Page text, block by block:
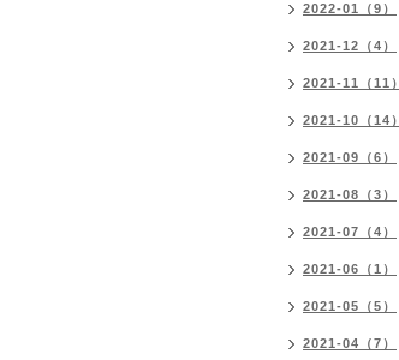
2022-01（9）
2021-12（4）
2021-11（11）
2021-10（14）
2021-09（6）
2021-08（3）
2021-07（4）
2021-06（1）
2021-05（5）
2021-04（7）